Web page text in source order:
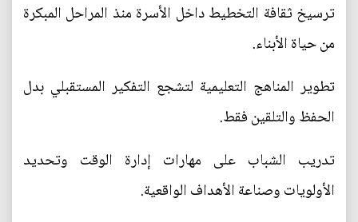
ترسيخ ثقافة التخطيط داخل الأسرة منذ المراحل المبكرة
من حياة الأبناء.
تطوير المناهج التعليمية لتشجع التفكير المستقبلي بدل
الحفظ والتلقين فقط.
تدريب الشباب على مهارات إدارة الوقت وتحديد
الأولويات وصناعة الأهداف الواقعية.